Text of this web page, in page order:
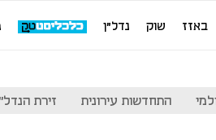
באזז שוק נדל"ן
התחדשות עירונית זירת